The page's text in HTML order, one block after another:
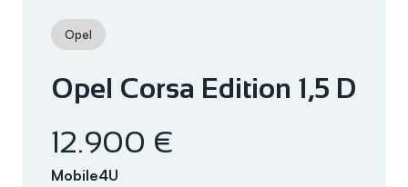
Opel
Opel Corsa Edition 1,5 D
12.900 €
Mobile4U